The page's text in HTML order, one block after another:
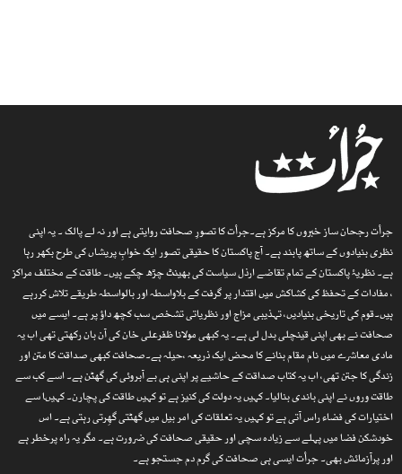
جرأت رجحان ساز خبروں کا مرکز ہے۔جرأت کا تصورِ صحافت روایتی ہے اور نہ لے پالک ۔ یہ اپنی
نظری بنیادوں کے ساتھ پابند ہے۔ آج پاکستان کا حقیقی تصور ایک خوابِ پریشاں کی طرح بکھر رہا
ہے۔ نظریۂ پاکستان کے تمام تقاضے ارذل سیاست کی بھینٹ چڑھ چکے ہیں۔ طاقت کے مختلف مراکز
، مفادات کے تحفظ کی کشاکش میں اقتدار پر گرفت کے بلاواسطہ اور بالواسطہ طریقے تلاش کررہے
ہیں۔قوم کی تاریخی بنیادیں، تہذیبی مزاج اور نظریاتی تشخص سب کچھ داؤ پر ہے۔ ایسے میں
صحافت نے بھی اپنی قینچلی بدل لی ہے۔ یہ کبھی مولانا ظفرعلی خان کی آن بان رکھتی تھی اب یہ
مادی معاشرے میں نام مقام بنانے کا محض ایک ذریعہ ،حیلہ ہے۔صحافت کبھی صداقت کا متن اور
زندگی کا جتن تھی، اب یہ کتاب صداقت کے حاشیے پر اپنی ہی بے آبروئی کی گھٹن ہے۔ اسے کب سے
طاقت وروں نے اپنی باندی بنالیا۔ کہیں یہ دولت کی کنیز ہے تو کہیں طاقت کی پچارن۔ کہیںا سے
اختیارات کی فضاء راس آتی ہے تو کہیں یہ تعلقات کی امر بیل میں گھٹتی گھِرتی رہتی ہے۔ اس
خودشکن فضا میں پہلے سے زیادہ سچی اور حقیقی صحافت کی ضرورت ہے۔ مگر یہ راہ پرخطر ہے
اور پرآزمائش بھی۔ جرأت ایسی ہی صحافت کی گرم دم جستجو ہے۔